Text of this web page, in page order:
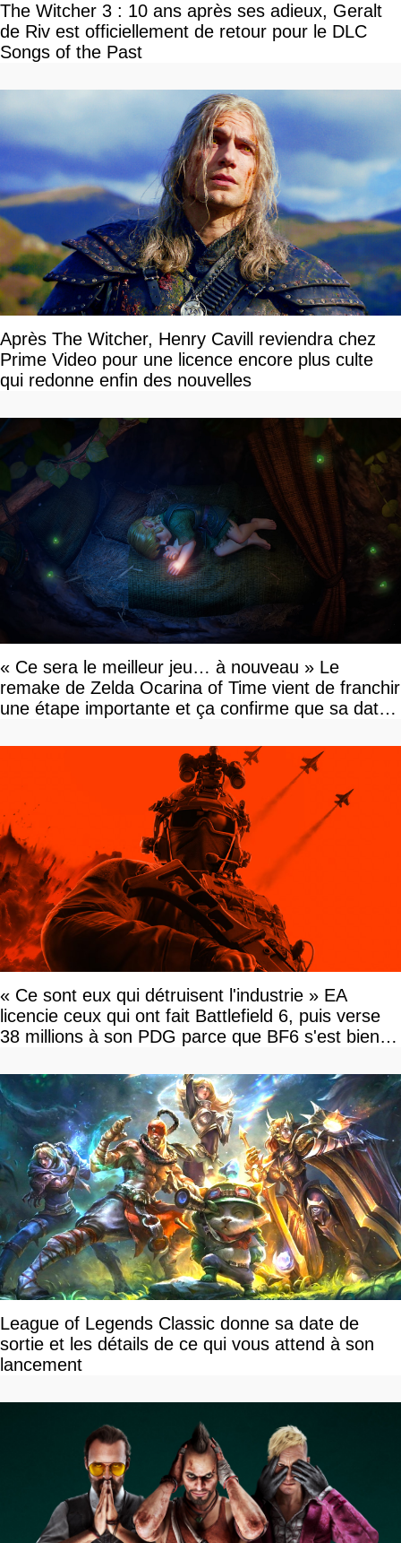
The Witcher 3 : 10 ans après ses adieux, Geralt
de Riv est officiellement de retour pour le DLC
Songs of the Past
Après The Witcher, Henry Cavill reviendra chez
Prime Video pour une licence encore plus culte
qui redonne enfin des nouvelles
« Ce sera le meilleur jeu… à nouveau » Le
remake de Zelda Ocarina of Time vient de franchir
une étape importante et ça confirme que sa date
« Ce sont eux qui détruisent l'industrie » EA
licencie ceux qui ont fait Battlefield 6, puis verse
38 millions à son PDG parce que BF6 s'est bien
League of Legends Classic donne sa date de
sortie et les détails de ce qui vous attend à son
lancement